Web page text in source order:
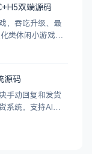
机制、佣金
双端源码
，吞吃升级、最
类休闲小游戏，
关、无敌版轻松
休
源码
手动回复和发货
系统，支持AI智
自动处理、数据